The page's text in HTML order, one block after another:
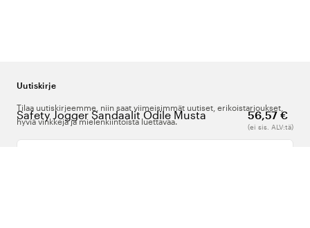
Safety Jogger Sandaalit Odile Musta 56,57 €
(ei sis. ALV:tä)
Uutiskirje
Tilaa uutiskirjeemme, niin saat viimeisimmät uutiset, erikoistarjoukset,
hyviä vinkkejä ja mielenkiintoista luettavaa.
Kirjoita sähköpostiosoitteesi